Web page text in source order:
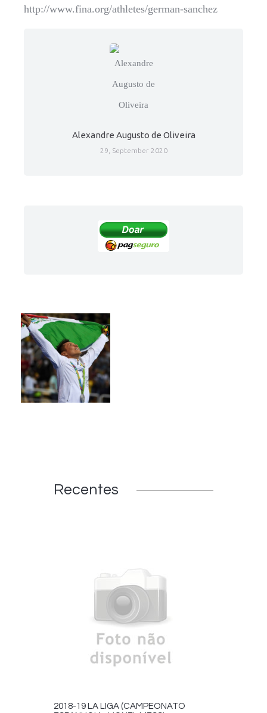
http://www.fina.org/athletes/german-sanchez
Alexandre Augusto de Oliveira
29, September 2020
Recentes
2018-19 LA LIGA (CAMPEONATO